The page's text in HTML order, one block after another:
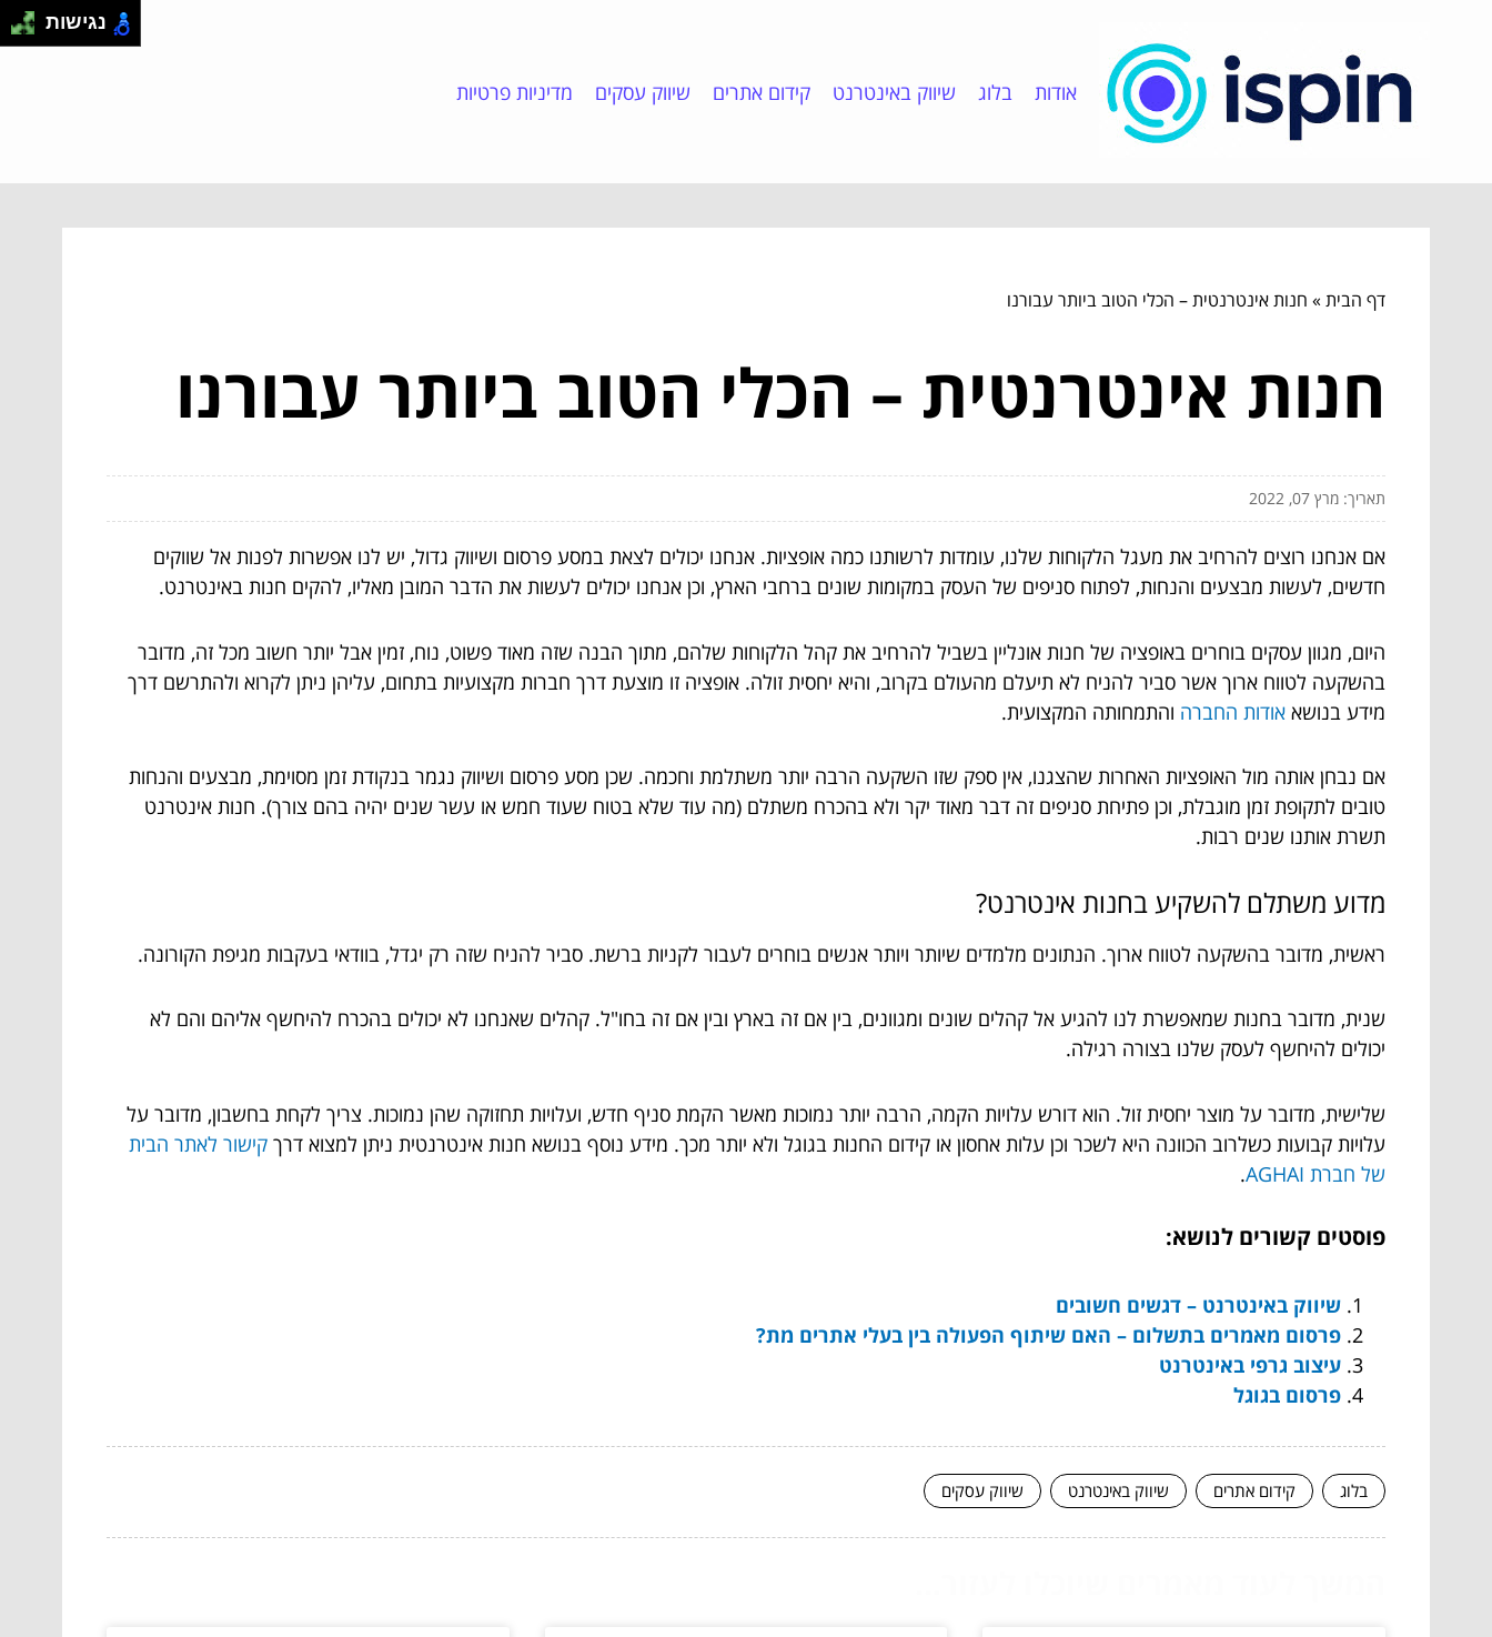
אודות בלוג שיווק באינטרנט קידום אתרים שיווק עסקים מדיניות פרטיות
דף הבית» חנות אינטרנטית – הכלי הטוב ביותר עבורנו
חנות אינטרנטית – הכלי הטוב ביותר עבורנו
תאריך: מרץ 07, 2022
אם אנחנו רוצים להרחיב את מעגל הלקוחות שלנו, עומדות לרשותנו כמה אופציות. אנחנו יכולים לצאת במסע פרסום ושיווק גדול, יש לנו אפשרות לפנות אל שווקים
חדשים, לעשות מבצעים והנחות, לפתוח סניפים של העסק במקומות שונים ברחבי הארץ, וכן אנחנו יכולים לעשות את הדבר המובן מאליו, להקים חנות באינטרנט.
היום, מגוון עסקים בוחרים באופציה של חנות אונליין בשביל להרחיב את קהל הלקוחות שלהם, מתוך הבנה שזה מאוד פשוט, נוח, זמין אבל יותר חשוב מכל זה, מדובר
בהשקעה לטווח ארוך אשר סביר להניח לא תיעלם מהעולם בקרוב, והיא יחסית זולה. אופציה זו מוצעת דרך חברות מקצועיות בתחום, עליהן ניתן לקרוא ולהתרשם דרך
מידע בנושא אודות החברה והתמחותה המקצועית.
אם נבחן אותה מול האופציות האחרות שהצגנו, אין ספק שזו השקעה הרבה יותר משתלמת וחכמה. שכן מסע פרסום ושיווק נגמר בנקודת זמן מסוימת, מבצעים והנחות
טובים לתקופת זמן מוגבלת, וכן פתיחת סניפים זה דבר מאוד יקר ולא בהכרח משתלם (מה עוד שלא בטוח שעוד חמש או עשר שנים יהיה בהם צורך). חנות אינטרנט
תשרת אותנו שנים רבות.
מדוע משתלם להשקיע בחנות אינטרנט?
ראשית, מדובר בהשקעה לטווח ארוך. הנתונים מלמדים שיותר ויותר אנשים בוחרים לעבור לקניות ברשת. סביר להניח שזה רק יגדל, בוודאי בעקבות מגיפת הקורונה.
שנית, מדובר בחנות שמאפשרת לנו להגיע אל קהלים שונים ומגוונים, בין אם זה בארץ ובין אם זה בחו"ל. קהלים שאנחנו לא יכולים בהכרח להיחשף אליהם והם לא
יכולים להיחשף לעסק שלנו בצורה רגילה.
שלישית, מדובר על מוצר יחסית זול. הוא דורש עלויות הקמה, הרבה יותר נמוכות מאשר הקמת סניף חדש, ועלויות תחזוקה שהן נמוכות. צריך לקחת בחשבון, מדובר על
עלויות קבועות כשלרוב הכוונה היא לשכר וכן עלות אחסון או קידום החנות בגוגל ולא יותר מכך. מידע נוסף בנושא חנות אינטרנטית ניתן למצוא דרך קישור לאתר הבית
של חברת AGHAI
.
פוסטים קשורים לנושא:
שיווק באינטרנט – דגשים חשובים
פרסום מאמרים בתשלום – האם שיתוף הפעולה בין בעלי אתרים מת?
עיצוב גרפי באינטרנט
פרסום בגוגל
בלוג קידום אתרים שיווק באינטרנט שיווק עסקים
נגישות